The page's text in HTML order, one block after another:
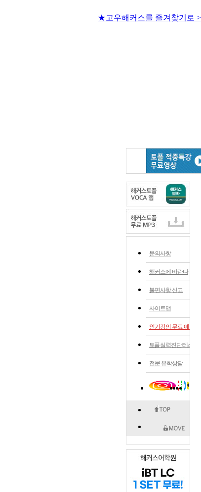
★고우해커스를 즐겨찾기로 >
문의사항
해커스에 바란다
불편사항 신고
사이트맵
인기강의 무료 예약
토플 실력 진단 테스트
전문 유학상담